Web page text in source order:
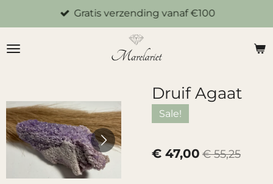
direct
naar
Gratis verzending vanaf €100
Druif Agaat
Sale!
€ 47,00 € 55,25